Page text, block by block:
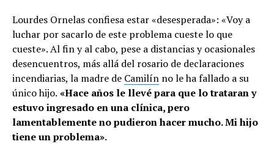
Lourdes Ornelas confiesa estar «desesperada»: «Voy a
luchar por sacarlo de este problema cueste lo que
cueste». Al fin y al cabo, pese a distancias y ocasionales
desencuentros, más allá del rosario de declaraciones
incendiarias, la madre de Camilín no le ha fallado a su
único hijo. «Hace años le llevé para que lo trataran y
estuvo ingresado en una clínica, pero
lamentablemente no pudieron hacer mucho. Mi hijo
tiene un problema».